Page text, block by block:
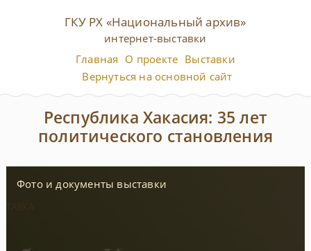
ГКУ РХ «Национальный архив»
интернет-выставки
Главная О проекте Выставки
Вернуться на основной сайт
Республика Хакасия: 35 лет
политического становления
Фото и документы выставки